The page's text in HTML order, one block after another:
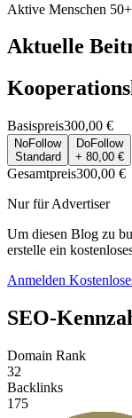
Aktive Menschen
Aktuelle
Basispreis300,00 €
NoFollow
Standard
DoFollow
+ 80,00 €
Gesamtpreis300,00 €
Nur für Advertiser
Um diesen Blog zu
erstelle ein
Anmelden
SEO-
Domain Rank
32
Backlinks
175